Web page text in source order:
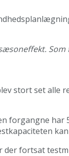
stort set alle
forgangne har
der fortsat